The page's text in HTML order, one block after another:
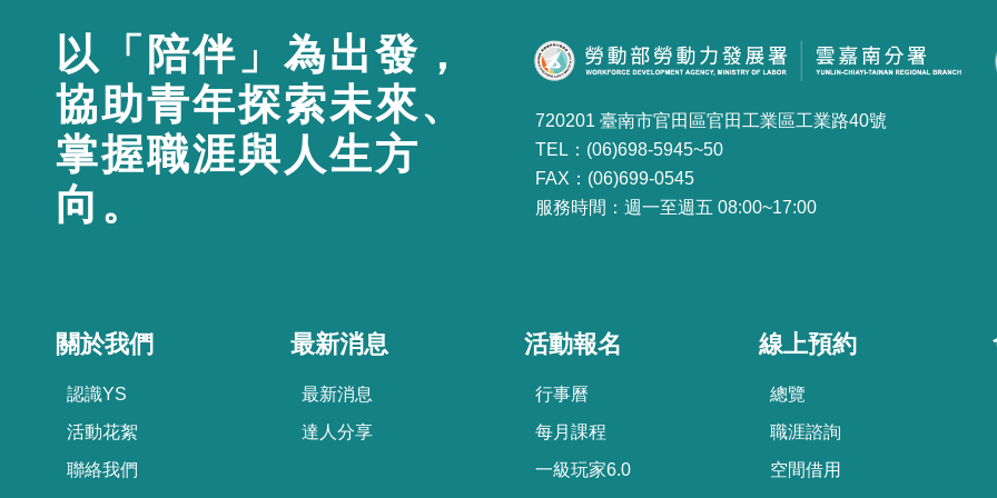
以「陪伴」為出發，
協助青年探索未來、
掌握職涯與人生方
向。
720201 臺南市官田區官田工業區工業路40號
TEL：(06)698-5945~50
FAX：(06)699-0545
服務時間：週一至週五 08:00~17:00
關於我們
認識YS
活動花絮
聯絡我們
最新消息
最新消息
達人分享
活動報名
行事曆
每月課程
一級玩家6.0
線上預約
總覽
職涯諮詢
空間借用